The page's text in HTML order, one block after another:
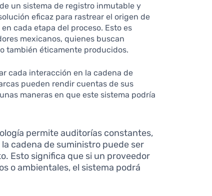
un sistema de registro inmutable y
eficaz para rastrear el origen de
cada etapa del proceso. Esto es
mexicanos, quienes buscan
también éticamente producidos.
cada interacción en la cadena de
pueden rendir cuentas de sus
maneras en que este sistema podría
permite auditorías constantes,
cadena de suministro puede ser
Esto significa que si un proveedor
o ambientales, el sistema podrá